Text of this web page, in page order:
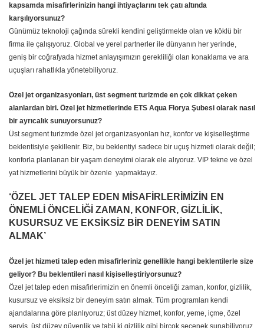
kapsamda misafirlerinizin hangi ihtiyaçlarını tek çatı altında
karşılıyorsunuz?
Günümüz teknoloji çağında sürekli kendini geliştirmekte olan ve köklü bir
firma ile çalışıyoruz. Global ve yerel partnerler ile dünyanın her yerinde,
geniş bir coğrafyada hizmet anlayışımızın gerekliliği olan konaklama ve ara
uçuşları rahatlıkla yönetebiliyoruz.
Özel jet organizasyonları, üst segment turizmde en çok dikkat çeken
alanlardan biri. Özel jet hizmetlerinde ETS Aqua Florya Şubesi olarak nasıl
bir ayrıcalık sunuyorsunuz?
Üst segment turizmde özel jet organizasyonları hız, konfor ve kişiselleştirme
beklentisiyle şekillenir. Biz, bu beklentiyi sadece bir uçuş hizmeti olarak değil;
konforla planlanan bir yaşam deneyimi olarak ele alıyoruz. VIP tekne ve özel
yat hizmetlerini büyük bir özenle yapmaktayız.
‘ÖZEL JET TALEP EDEN MİSAFİRLERİMİZİN EN
ÖNEMLİ ÖNCELİĞİ ZAMAN, KONFOR, GİZLİLİK,
KUSURSUZ VE EKSİKSİZ BİR DENEYİM SATIN
ALMAK’
Özel jet hizmeti talep eden misafirleriniz genellikle hangi beklentilerle size
geliyor? Bu beklentileri nasıl kişiselleştiriyorsunuz?
Özel jet talep eden misafirlerimizin en önemli önceliği zaman, konfor, gizlilik,
kusursuz ve eksiksiz bir deneyim satın almak. Tüm programları kendi
ajandalarına göre planlıyoruz; üst düzey hizmet, konfor, yeme, içme, özel
servis, üst düzey güvenlik ve tabii ki gizlilik gibi birçok seçenek sunabiliyoruz.